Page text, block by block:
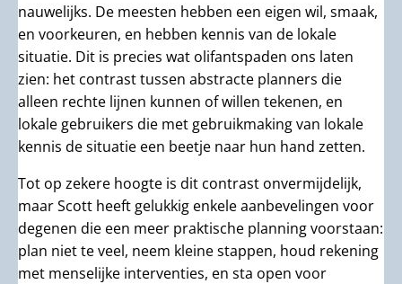
nauwelijks. De meesten hebben een eigen wil, smaak,
en voorkeuren, en hebben kennis van de lokale
situatie. Dit is precies wat olifantspaden ons laten
zien: het contrast tussen abstracte planners die
alleen rechte lijnen kunnen of willen tekenen, en
lokale gebruikers die met gebruikmaking van lokale
kennis de situatie een beetje naar hun hand zetten.
Tot op zekere hoogte is dit contrast onvermijdelijk,
maar Scott heeft gelukkig enkele aanbevelingen voor
degenen die een meer praktische planning voorstaan:
plan niet te veel, neem kleine stappen, houd rekening
met menselijke interventies, en sta open voor